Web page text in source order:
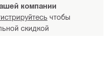
компании
чтобы
скидкой